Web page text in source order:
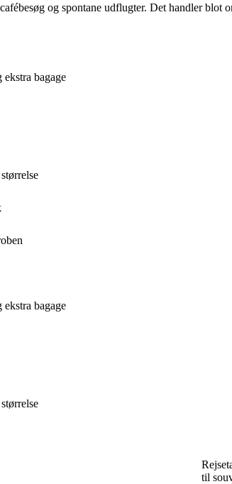
og spontane udflugter. Det handler blot
bagage
bagage
til